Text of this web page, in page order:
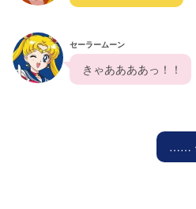
セーラームーン
  きゃああああっ！！
……